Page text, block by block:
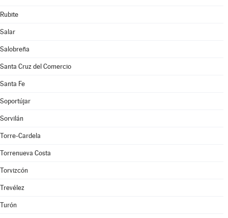
Rubite
Salar
Salobreña
Santa Cruz del Comercio
Santa Fe
Soportújar
Sorvilán
Torre-Cardela
Torrenueva Costa
Torvizcón
Trevélez
Turón